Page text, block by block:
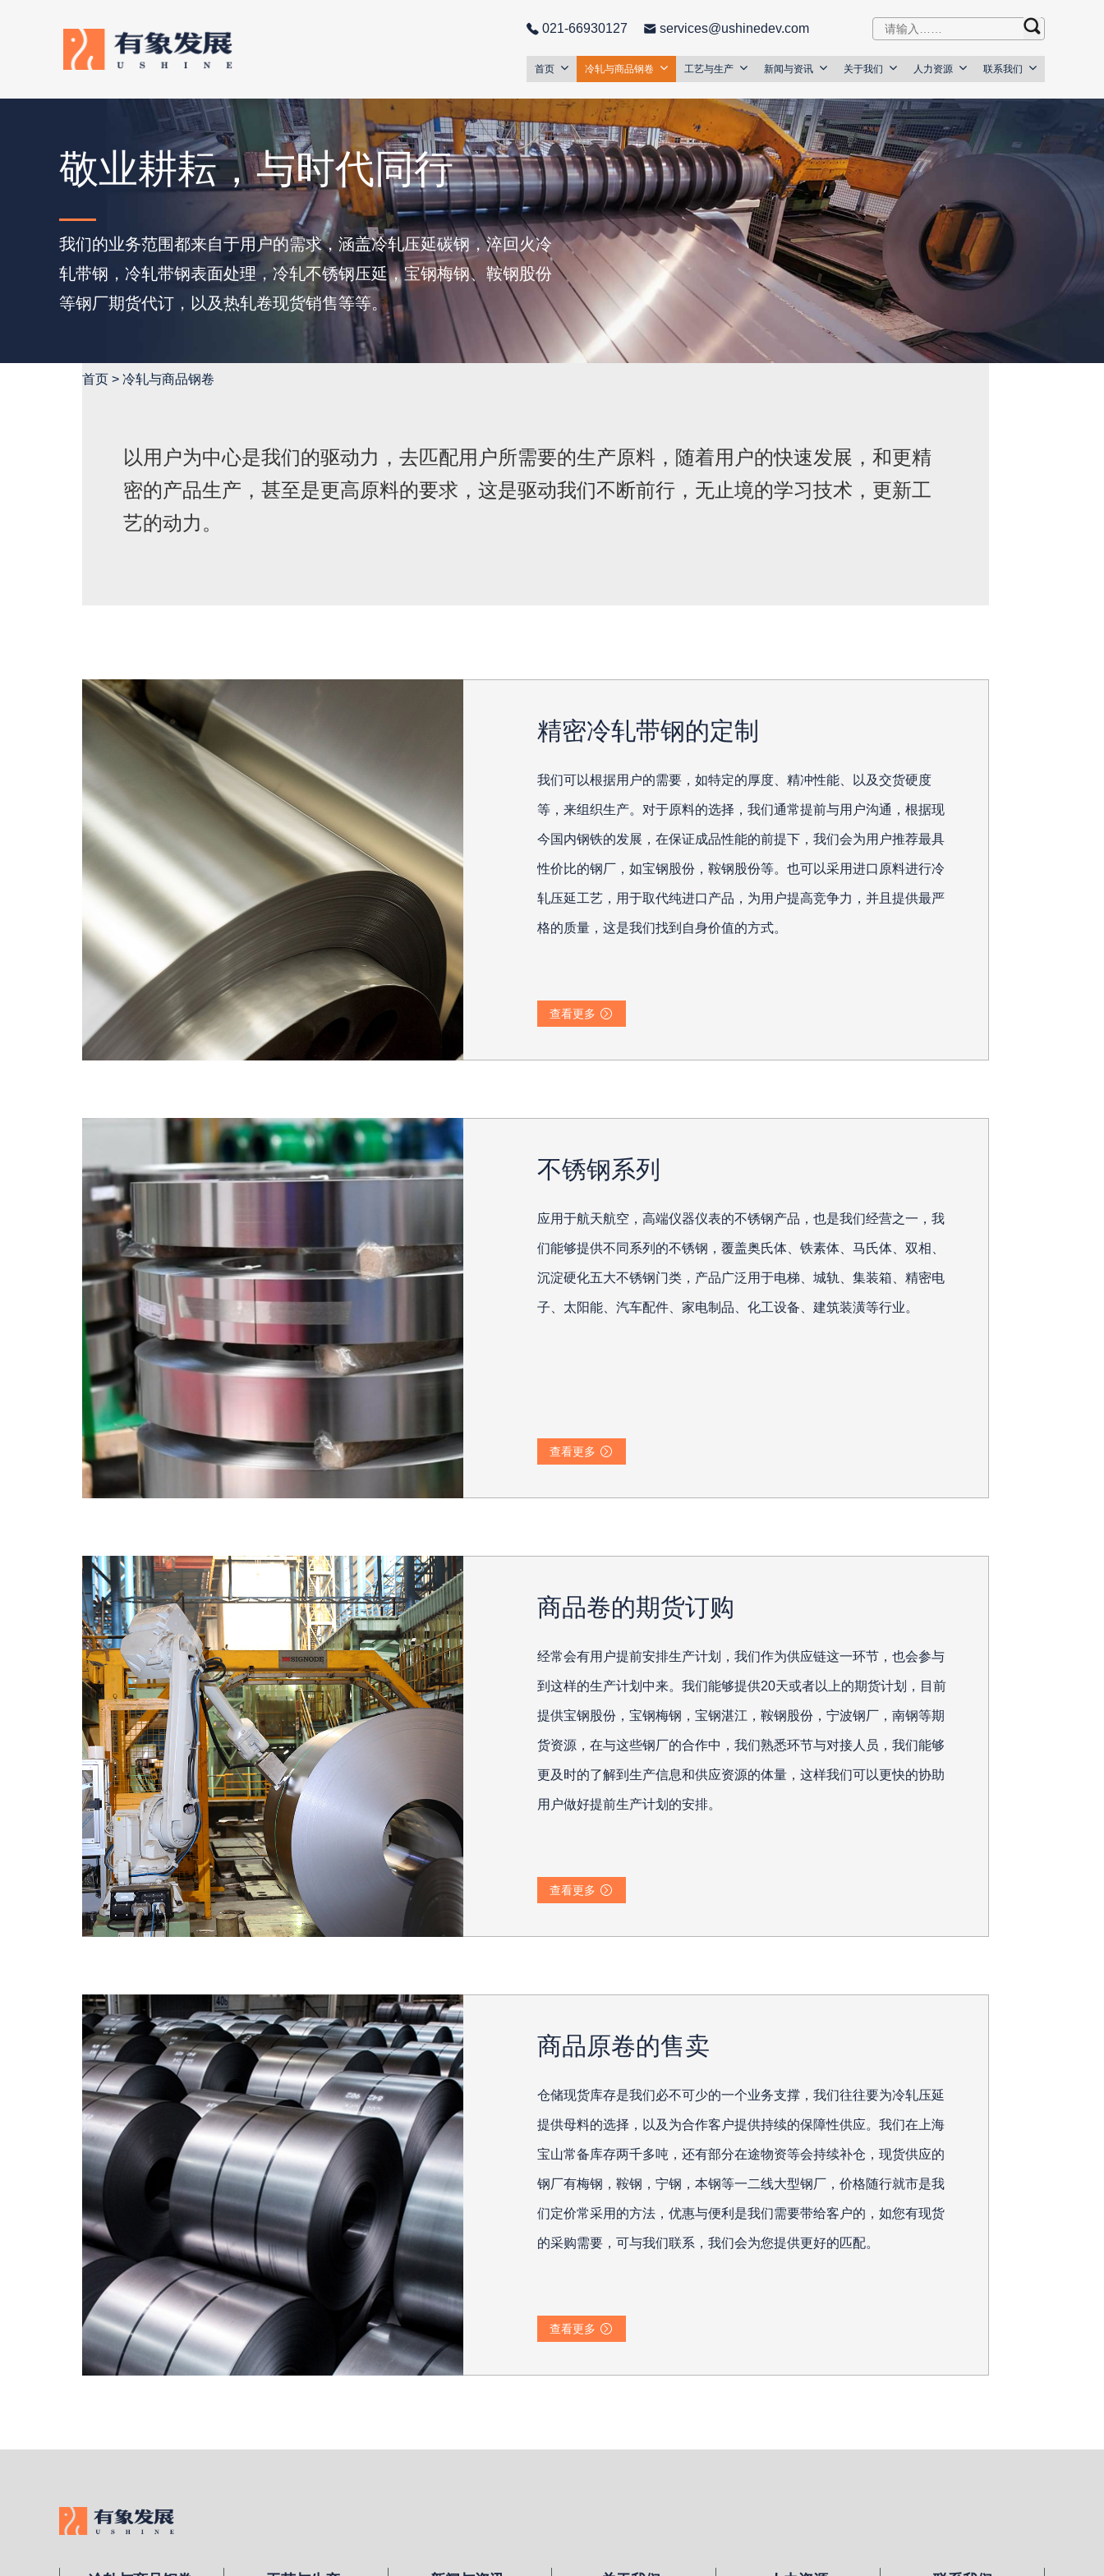
021-66930127 services@ushinedev.com
首页 冷轧与商品钢卷 工艺与生产 新闻与资讯 关于我们 人力资源 联系我们
敬业耕耘，与时代同行
我们的业务范围都来自于用户的需求，涵盖冷轧压延碳钢，淬回火冷
轧带钢，冷轧带钢表面处理，冷轧不锈钢压延，宝钢梅钢、鞍钢股份
等钢厂期货代订，以及热轧卷现货销售等等。
首页 > 冷轧与商品钢卷
以用户为中心是我们的驱动力，去匹配用户所需要的生产原料，随着用户的快速发展，和更精
密的产品生产，甚至是更高原料的要求，这是驱动我们不断前行，无止境的学习技术，更新工
艺的动力。
精密冷轧带钢的定制
我们可以根据用户的需要，如特定的厚度、精冲性能、以及交货硬度
等，来组织生产。对于原料的选择，我们通常提前与用户沟通，根据现
今国内钢铁的发展，在保证成品性能的前提下，我们会为用户推荐最具
性价比的钢厂，如宝钢股份，鞍钢股份等。也可以采用进口原料进行冷
轧压延工艺，用于取代纯进口产品，为用户提高竞争力，并且提供最严
格的质量，这是我们找到自身价值的方式。
查看更多
不锈钢系列
应用于航天航空，高端仪器仪表的不锈钢产品，也是我们经营之一，我
们能够提供不同系列的不锈钢，覆盖奥氏体、铁素体、马氏体、双相、
沉淀硬化五大不锈钢门类，产品广泛用于电梯、城轨、集装箱、精密电
子、太阳能、汽车配件、家电制品、化工设备、建筑装潢等行业。
查看更多
商品卷的期货订购
经常会有用户提前安排生产计划，我们作为供应链这一环节，也会参与
到这样的生产计划中来。我们能够提供20天或者以上的期货计划，目前
提供宝钢股份，宝钢梅钢，宝钢湛江，鞍钢股份，宁波钢厂，南钢等期
货资源，在与这些钢厂的合作中，我们熟悉环节与对接人员，我们能够
更及时的了解到生产信息和供应资源的体量，这样我们可以更快的协助
用户做好提前生产计划的安排。
查看更多
商品原卷的售卖
仓储现货库存是我们必不可少的一个业务支撑，我们往往要为冷轧压延
提供母料的选择，以及为合作客户提供持续的保障性供应。我们在上海
宝山常备库存两千多吨，还有部分在途物资等会持续补仓，现货供应的
钢厂有梅钢，鞍钢，宁钢，本钢等一二线大型钢厂，价格随行就市是我
们定价常采用的方法，优惠与便利是我们需要带给客户的，如您有现货
的采购需要，可与我们联系，我们会为您提供更好的匹配。
查看更多